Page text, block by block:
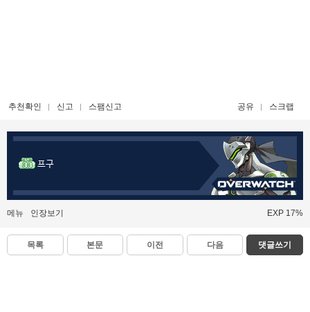
추천확인 신고 스팸신고 공유 스크랩
프구
메뉴 인장보기 EXP 17%
목록 본문 이전 다음 댓글쓰기